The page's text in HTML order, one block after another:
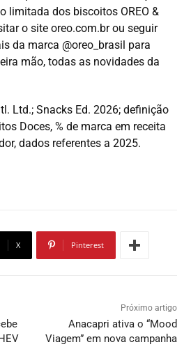
limitada dos biscoitos OREO &
o site oreo.com.br ou seguir
da marca @oreo_brasil para
mão, todas as novidades da
Ltd.; Snacks Ed. 2026; definição
Doces, % de marca em receita
dados referentes a 2025.
X Pinterest
Próximo artigo
Anacapri ativa o “Mood
Viagem” em nova campanha